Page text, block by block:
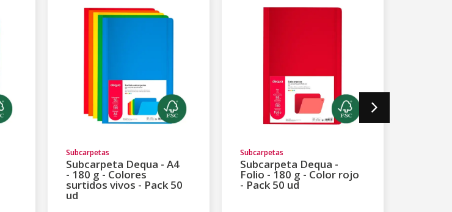
Subcarpetas
Subcarpeta Dequa - A4
- 180 g - Colores
surtidos vivos - Pack 50
ud
Subcarpetas
Subcarpeta Dequa -
Folio - 180 g - Color rojo
- Pack 50 ud